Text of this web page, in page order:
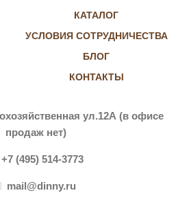
КАТАЛОГ
УСЛОВИЯ СОТРУДНИЧЕСТВА
БЛОГ
КОНТАКТЫ
ул.12А (в офисе
продаж нет)
+7 (495) 514-3773
mail@dinny.ru